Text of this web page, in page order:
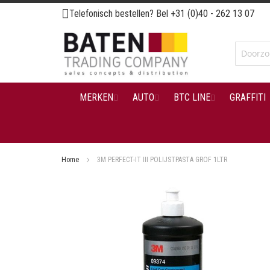
Ga
naar
de
inhoud
Telefonisch bestellen? Bel +31 (0)40 - 262 13 07
MERKEN AUTO BTC LINE GRAFFITI
Home 3M PERFECT-IT III POLIJSTPASTA GROF 1LTR